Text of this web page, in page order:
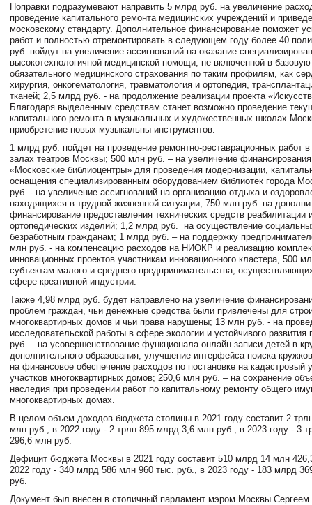
Поправки подразумевают направить 5 млрд руб. на увеличение
проведение капитального ремонта медицинских учреждений и
московскому стандарту. Дополнительное финансирование поможет
работ и полностью отремонтировать в следующем году более 40
руб. пойдут на увеличение ассигнований на оказание
высокотехнологичной медицинской помощи, не включенной в
обязательного медицинского страхования по таким профилям, как
хирургия, онкогематология, травматология и ортопедия,
тканей; 2,5 млрд руб. - на продолжение реализации проекта
Благодаря выделенным средствам станет возможно проведение
капитального ремонта в музыкальных и художественных школах
приобретение новых музыкальны инструментов.
1 млрд руб. пойдет на проведение ремонтно-реставрационных работ
залах театров Москвы; 500 млн руб. – на увеличение финансирования
«Московские библиоцентры» для проведения модернизации,
оснащения специализированным оборудованием библиотек города
руб. - на увеличение ассигнований на организацию отдыха и
находящихся в трудной жизненной ситуации; 750 млн руб. на
финансирование предоставления технических средств реабилитации
ортопедических изделий; 1,2 млрд руб. на осуществление
безработным гражданам; 1 млрд руб. – на поддержку
млн руб. - на компенсацию расходов на НИОКР и реализацию
инновационных проектов участникам инновационного кластера, 500
субъектам малого и среднего предпринимательства,
сфере креативной индустрии.
Также 4,98 млрд руб. будет направлено на увеличение
проблем граждан, чьи денежные средства были привлечены для
многоквартирных домов и чьи права нарушены; 13 млн руб. - на
исследовательской работы в сфере экологии и устойчивого развития
руб. – на усовершенствование функционала онлайн-записи детей в
дополнительного образования, улучшение интерфейса поиска
на финансовое обеспечение расходов по постановке на кадастровый
участков многоквартирных домов; 250,6 млн руб. – на сохранение
наследия при проведении работ по капитальному ремонту общего
многоквартирных домах.
В целом объем доходов бюджета столицы в 2021 году составит 2
млн руб., в 2022 году - 2 трлн 895 млрд 3,6 млн руб., в 2023 году - 3
296,6 млн руб.
Дефицит бюджета Москвы в 2021 году составит 510 млрд 14 млн
2022 году - 340 млрд 586 млн 960 тыс. руб., в 2023 году - 183 млрд
руб.
Документ был внесен в столичный парламент мэром Москвы